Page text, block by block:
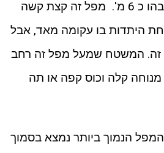
אותנו למפל נוסף שגובהו כ 6 מ'. מפל זה קצת קשה
היתדות בו עקומה מאד, אבל
זה. המשטח שמעל מפל זה רחב
קלה וכוס קפה או תה
הנמוך ביותר נמצא בסמוך